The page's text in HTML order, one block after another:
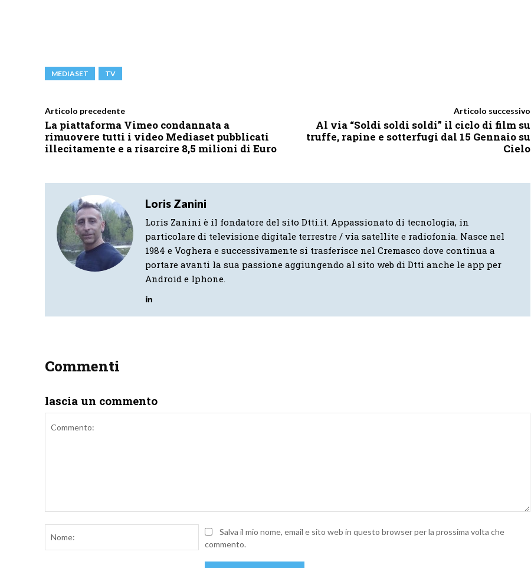
MEDIASET TV
Articolo precedente
La piattaforma Vimeo condannata a
rimuovere tutti i video Mediaset pubblicati
illecitamente e a risarcire 8,5 milioni di Euro
Articolo successivo
Al via “Soldi soldi soldi” il ciclo di film su
truffe, rapine e sotterfugi dal 15 Gennaio su
Cielo
Loris Zanini
Loris Zanini è il fondatore del sito Dtti.it. Appassionato di tecnologia, in
particolare di televisione digitale terrestre / via satellite e radiofonia. Nasce nel
1984 e Voghera e successivamente si trasferisce nel Cremasco dove continua a
portare avanti la sua passione aggiungendo al sito web di Dtti anche le app per
Android e Iphone.
Commenti
lascia un commento
Nome:Salva il mio nome, email e sito web in questo browser per la prossima volta che
commento.